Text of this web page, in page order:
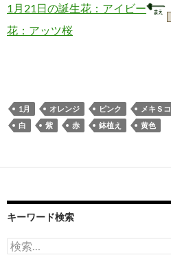
1月21日の誕生花：アイビー
花：アッツ桜
1月 オレンジ ピンク メキＳコ
白
紫 赤 鉢植え 黄色
キーワード検索
検
索: